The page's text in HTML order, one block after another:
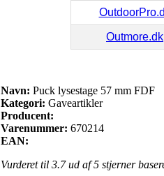
Outmore.dk
Navn: Puck lysestage 57 mm FDF
Kategori: Gaveartikler
Producent:
Varenummer: 670214
EAN:
Vurderet til 3.7ud af 5 stjerner